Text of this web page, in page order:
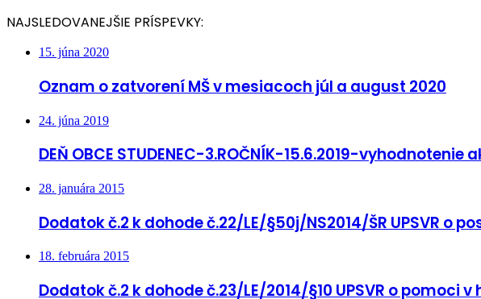
NAJSLEDOVANEJŠIE PRÍSPEVKY:
15. júna 2020
Oznam o zatvorení MŠ v mesiacoch júl a august 2020
24. júna 2019
DEŇ OBCE STUDENEC-3.ROČNÍK-15.6.2019-vyhodnotenie
28. januára 2015
Dodatok č.2 k dohode č.22/LE/§50j/NS2014/ŠR UPSVR
18. februára 2015
Dodatok č.2 k dohode č.23/LE/2014/§10 UPSVR o pomoci